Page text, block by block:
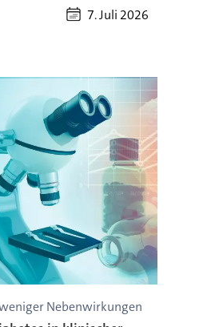
7. Juli 2026
Nebenwirkungen